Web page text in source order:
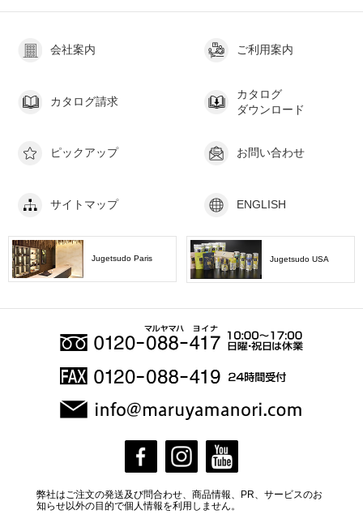
会社案内 ご利用案内
カタログ請求
カタログ
ダウンロード
ピックアップ お問い合わせ
サイトマップ ENGLISH
Jugetsudo Paris Jugetsudo USA
弊社はご注文の発送及び問合わせ、商品情報、PR、サービスのお
知らせ以外の目的で個人情報を利用しません。